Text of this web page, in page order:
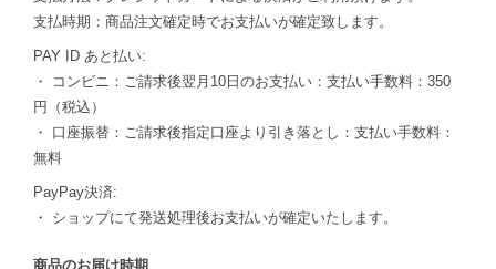
支払時期：商品注文確定時でお支払いが確定致します。
PAY ID あと払い:
・ コンビニ：ご請求後翌月10日のお支払い：支払い手数料：350
円（税込）
・ 口座振替：ご請求後指定口座より引き落とし：支払い手数料：
無料
PayPay決済:
・ ショップにて発送処理後お支払いが確定いたします。
商品のお届け時期